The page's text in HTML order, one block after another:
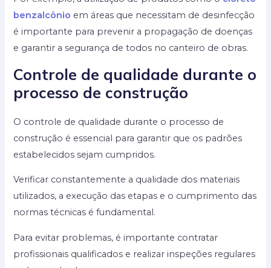
benzalcônio em áreas que necessitam de desinfecção
é importante para prevenir a propagação de doenças
e garantir a segurança de todos no canteiro de obras.
Controle de qualidade durante o
processo de construção
O controle de qualidade durante o processo de
construção é essencial para garantir que os padrões
estabelecidos sejam cumpridos.
Verificar constantemente a qualidade dos materiais
utilizados, a execução das etapas e o cumprimento das
normas técnicas é fundamental.
Para evitar problemas, é importante contratar
profissionais qualificados e realizar inspeções regulares